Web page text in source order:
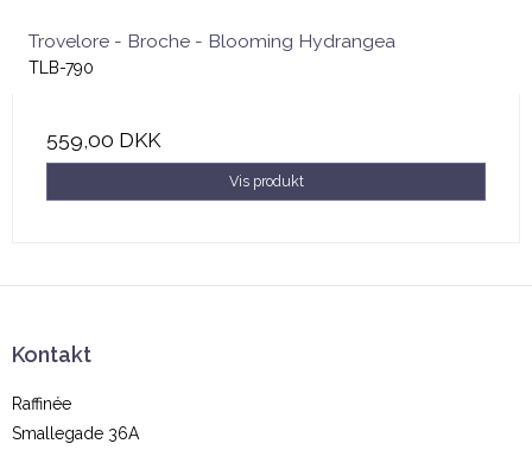
Trovelore - Broche - Blooming Hydrangea
TLB-790
559,00 DKK
Vis produkt
Kontakt
Raffinée
Smallegade 36A